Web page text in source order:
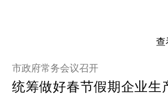
查
市政府常务会议召开
统筹做好春节假期企业生